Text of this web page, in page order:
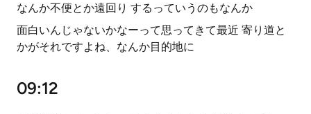
なんか不便とか遠回り するっていうのもなんか
面白いんじゃないかなーって思ってきて最近 寄り道と
かがそれですよね、なんか目的地に
09:12